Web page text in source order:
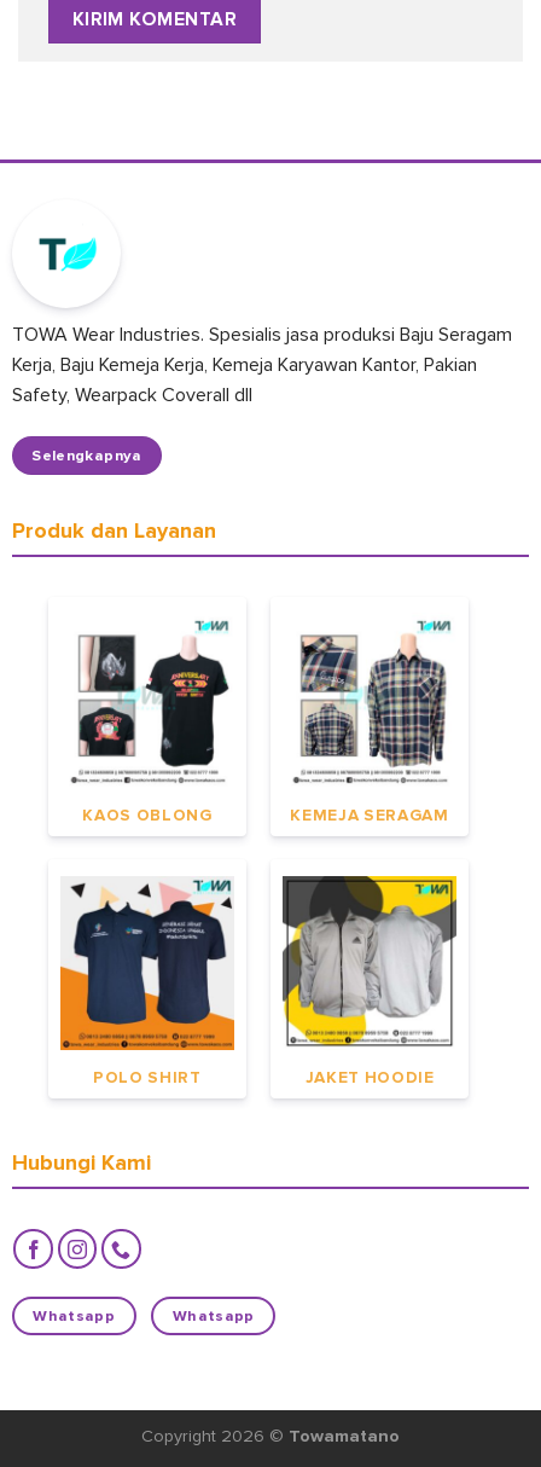
TOWA Wear Industries. Spesialis jasa produksi Baju Seragam
Kerja, Baju Kemeja Kerja, Kemeja Karyawan Kantor, Pakian
Safety, Wearpack Coverall dll
Selengkapnya
Produk dan Layanan
KAOS OBLONG KEMEJA SERAGAM
POLO SHIRT JAKET HOODIE
Hubungi Kami
Whatsapp Whatsapp
Copyright 2026 © Towamatano